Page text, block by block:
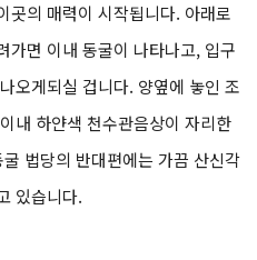
곳의 매력이 시작됩니다. 아래로
가면 이내 동굴이 나타나고, 입구
오게되실 겁니다. 양옆에 놓인 조
내 하얀색 천수관음상이 자리한
법당의 반대편에는 가끔 산신각
있습니다.